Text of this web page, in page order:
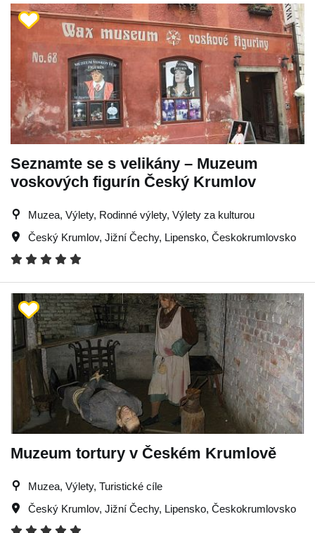
Seznamte se s velikány – Muzeum
voskových figurín Český Krumlov
Muzea, Výlety, Rodinné výlety, Výlety za kulturou
Český Krumlov, Jižní Čechy, Lipensko, Českokrumlovsko
Muzeum tortury v Českém Krumlově
Muzea, Výlety, Turistické cíle
Český Krumlov, Jižní Čechy, Lipensko, Českokrumlovsko